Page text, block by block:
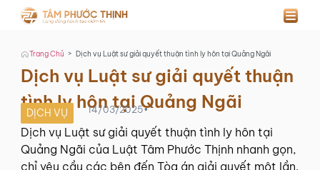
Trang Chủ > Dịch vụ Luật sư giải quyết thuận tình ly hôn tại Quảng Ngãi
Dịch vụ Luật sư giải quyết thuận
tình ly hôn tại Quảng Ngãi
DỊCH VỤ 14/03/2025•
Dịch vụ Luật sư giải quyết thuận tình ly hôn tại
Quảng Ngãi của Luật Tâm Phước Thịnh nhanh gọn,
chỉ yêu cầu các bên đến Tòa án giải quyết một lần.